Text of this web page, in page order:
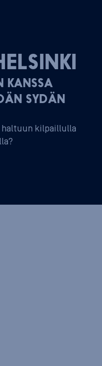
KANSSA
SYDÄN
haltuun kilpaillulla